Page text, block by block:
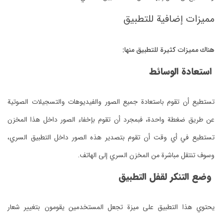
مميزات إضافية للتطبيق
هناك مميزات كثيرة للتطبيق منها:
استعادة الوسائط
تستطيع أن تقوم باستعادة جميع الصور والفيديوهات والتسجيلات الصوتية
عن طريق ضغطة واحدة، فبمجرد أن تقوم بإخفاء الصور داخل هذا المخزن
تستطيع في أي وقت أن تقوم بتصدير هذه الصور داخل التطبيق السري،
وسوف تنتقل مباشرة من المخزن السري إلى الهاتف.
وضع التنكر لقفل التطبيق
يحتوي هذا التطبيق على ميزة تجعل المستخدمين يقومون بتغيير شعار